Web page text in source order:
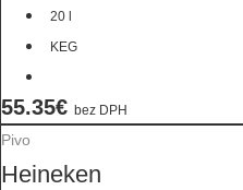
20 l
KEG
55.35€ bez DPH
Pivo
Heineken